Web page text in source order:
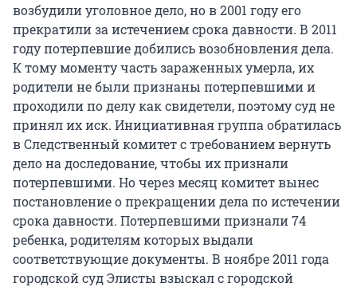
возбудили уголовное дело, но в 2001 году его
прекратили за истечением срока давности. В 2011
году потерпевшие добились возобновления дела.
К тому моменту часть зараженных умерла, их
родители не были признаны потерпевшими и
проходили по делу как свидетели, поэтому суд не
принял их иск. Инициативная группа обратилась
в Следственный комитет с требованием вернуть
дело на доследование, чтобы их признали
потерпевшими. Но через месяц комитет вынес
постановление о прекращении дела по истечении
срока давности. Потерпевшими признали 74
ребенка, родителям которых выдали
соответствующие документы. В ноябре 2011 года
городской суд Элисты взыскал с городской